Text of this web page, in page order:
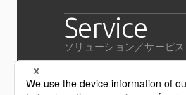
Service
ソリューション／サービス